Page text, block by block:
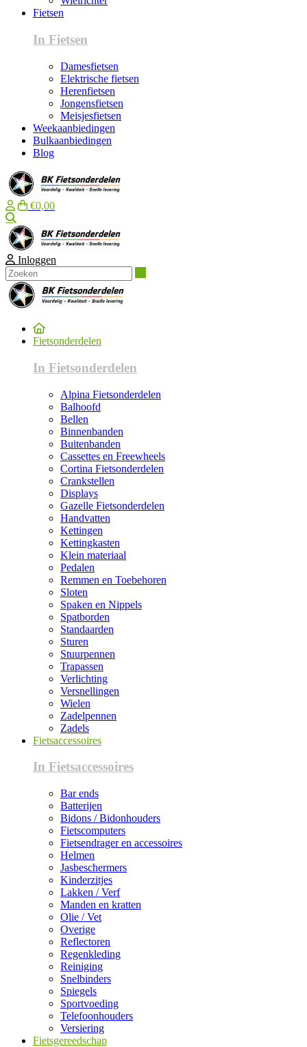
Fietsen
In Fietsen
Damesfietsen
Elektrische fietsen
Herenfietsen
Jongensfietsen
Meisjesfietsen
Weekaanbiedingen
Bulkaanbiedingen
Blog
€0,00
Inloggen
Fietsonderdelen
In Fietsonderdelen
Alpina Fietsonderdelen
Balhoofd
Bellen
Binnenbanden
Buitenbanden
Cassettes en Freewheels
Cortina Fietsonderdelen
Crankstellen
Displays
Gazelle Fietsonderdelen
Handvatten
Kettingen
Kettingkasten
Klein materiaal
Pedalen
Remmen en Toebehoren
Sloten
Spaken en Nippels
Spatborden
Standaarden
Sturen
Stuurpennen
Trapassen
Verlichting
Versnellingen
Wielen
Zadelpennen
Zadels
Fietsaccessoires
In Fietsaccessoires
Bar ends
Batterijen
Bidons / Bidonhouders
Fietscomputers
Fietsendrager en accessoires
Helmen
Jasbeschermers
Kinderzitjes
Lakken / Verf
Manden en kratten
Olie / Vet
Overige
Reflectoren
Regenkleding
Reiniging
Snelbinders
Spiegels
Sportvoeding
Telefoonhouders
Versiering
Fietsgereedschap